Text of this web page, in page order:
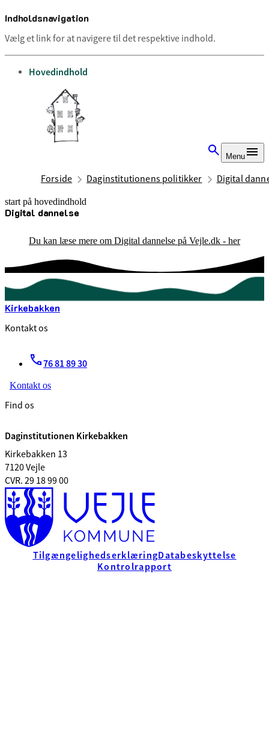
Indholdsnavigation
Vælg et link for at navigere til det respektive indhold.
gå til
Hovedindhold
Menu
Forside Daginstitutionens politikker Digital
start på hovedindhold
Digital dannelse
senest opdateret 15. august 2025
Du kan læse mere om Digital dannelse på Vejle.dk - her
Kirkebakken
Kontakt os
76 81 89 30
Kontakt os
Find os
Daginstitutionen Kirkebakken
Kirkebakken 13
7120 Vejle
CVR. 29 18 99 00
TilgængelighedserklæringDatabeskyttelse
Kontrolrapport